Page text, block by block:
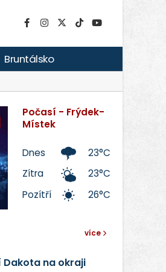
Bruntálsko
Počasí - Frýdek-
Místek
Dnes
23°C
Zítra
23°C
Pozítří
26°C
více
Dakota na okraji